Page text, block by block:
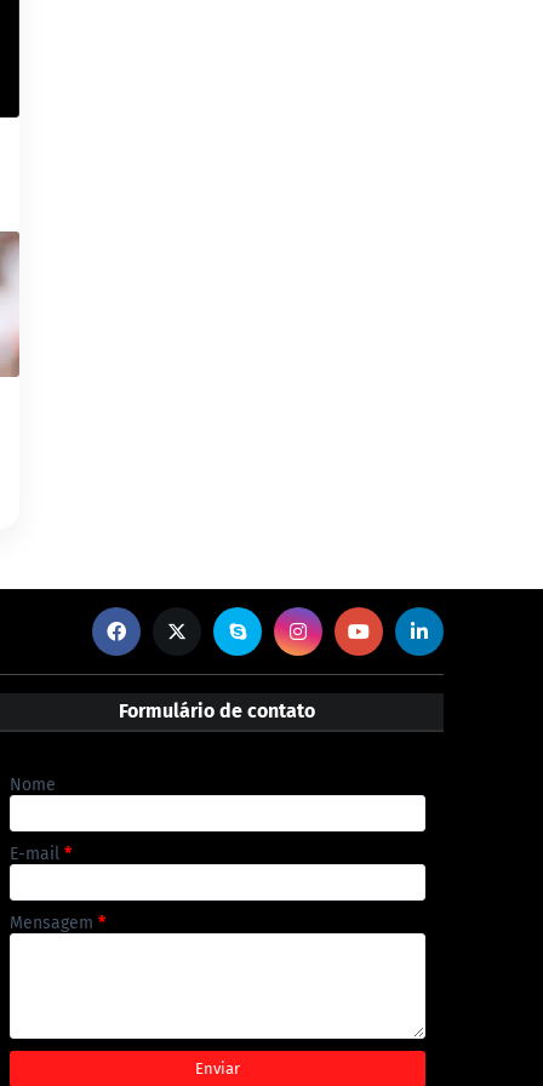
Formulário de contato
Nome
E-mail *
Mensagem *